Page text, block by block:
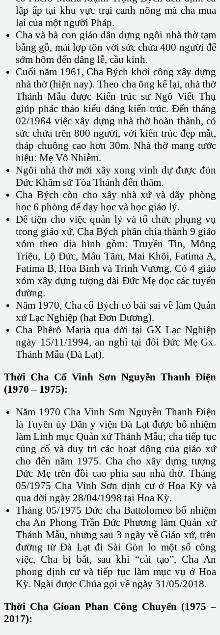
lập ấp tại khu vực trại canh nông mà cha mua
lại của một người Pháp.
Cha và bà con giáo dân dựng ngôi nhà thờ tạm
bằng gỗ, mái lợp tôn với sức chứa 400 người để
sớm hôm đến dâng lễ, cầu kinh.
Cuối năm 1961, Cha Bých khởi công xây dựng
nhà thờ (hiện nay). Theo cha ông kể lại, nhà thờ
Thánh Mẫu được Kiến trúc sư Ngô Viết Thụ
giúp phác thảo kiểu dáng kiến trúc. Đến tháng
02/1964 việc xây dựng nhà thờ hoàn thành, có
sức chứa trên 800 người, với kiến trúc đẹp mắt,
tháp chuông cao hơn 30m. Nhà thờ mang tước
hiệu: Mẹ Vô Nhiễm.
Ngôi nhà thờ mới xây xong vinh dự được đón
Đức Khâm sứ Tòa Thánh đến thăm.
Cha Bých còn cho xây nhà xứ và dãy phòng
học 6 phòng để dạy học và học giáo lý.
Để tiện cho việc quản lý và tổ chức phụng vụ
trong giáo xứ, Cha Bých phân chia thành 9 giáo
xóm theo địa hình gồm: Truyền Tin, Mông
Triệu, Lộ Đức, Mẫu Tâm, Mai Khôi, Fatima A,
Fatima B, Hòa Bình và Trinh Vương. Có 4 giáo
xóm xây dựng tượng đài Đức Mẹ dọc các tuyến
đường.
Năm 1970, Cha cố Bých có bài sai về làm Quản
xứ Lạc Nghiệp (hạt Đơn Dương).
Cha Phêrô Maria qua đời tại GX Lạc Nghiệp
ngày 15/11/1994, an nghỉ tại đồi Đức Mẹ Gx.
Thánh Mẫu (Đà Lạt).
Thời Cha Cố Vinh Sơn Nguyễn Thanh Điện
(1970 – 1975):
Năm 1970 Cha Vinh Sơn Nguyễn Thanh Điện
là Tuyên úy Dân y viện Đà Lạt được bổ nhiệm
làm Linh mục Quản xứ Thánh Mẫu; cha tiếp tục
củng cố và duy trì các hoạt động của giáo xứ
cho đến năm 1975. Cha cho xây dựng tượng
Đức Mẹ trên đồi cao phía sau nhà thờ. Tháng
05/1975 Cha Vinh Sơn định cư ở Hoa Kỳ và
qua đời ngày 28/04/1998 tại Hoa Kỳ.
Tháng 05/1975 Đức cha Battolomeo bổ nhiệm
cha An Phong Trần Đức Phương làm Quản xứ
Thánh Mẫu, nhưng sau 3 ngày về Giáo xứ, trên
đường từ Đà Lạt đi Sài Gòn lo một số công
việc, Cha bị bắt, sau khi “cải tạo”, Cha An
phong định cư và tiếp tục làm mục vụ ở Hoa
Kỳ. Ngài được Chúa gọi về ngày 31/05/2018.
Thời Cha Gioan Phan Công Chuyển (1975 –
2017):